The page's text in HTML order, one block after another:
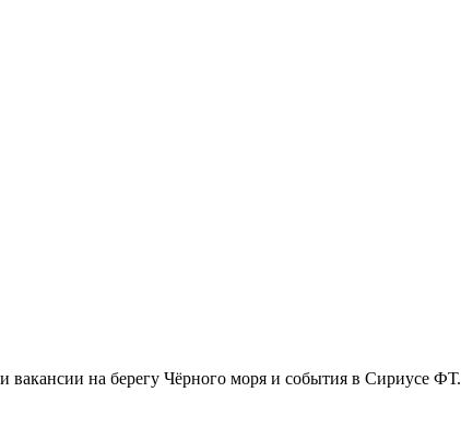
вакансии на берегу Чёрного моря и события в Сириусе ФТ.